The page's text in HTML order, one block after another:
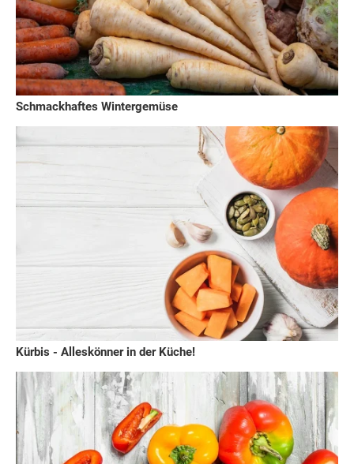
Schmackhaftes Wintergemüse
Kürbis - Alleskönner in der Küche!